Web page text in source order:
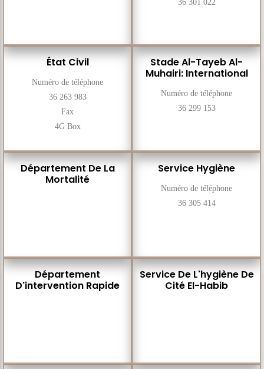
36 301 022
Stade Al-Tayeb Al-
Muhairi: International
Numéro de téléphone
36 299 153
État Civil
Numéro de téléphone
36 263 983
Fax
4G Box
Service Hygiène
Numéro de téléphone
36 305 414
Département De La
Mortalité
Service De L'hygiène De
Cité El-Habib
Département
D'intervention Rapide